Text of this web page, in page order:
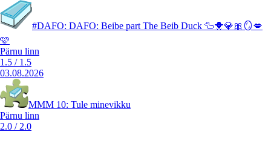
#DAFO: DAFO: Beibe part The Beib Duck 🦆🐥💎🎀🪞💋
🩷
Pärnu linn
1.5 / 1.5
03.08.2026
MMM 10: Tule minevikku
Pärnu linn
2.0 / 2.0